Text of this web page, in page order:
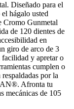
Diseñado para el
hágalo usted
Cromo Gunmetal
de 120 dientes de
en
giro de arco de 3
facilidad y apretar o
cumplen o
por la
Afronta tu
mecánicas de 105